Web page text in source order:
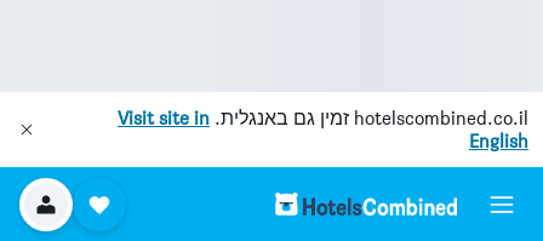
hotelscombined.co.il זמין גם באנגלית. Visit site in
English